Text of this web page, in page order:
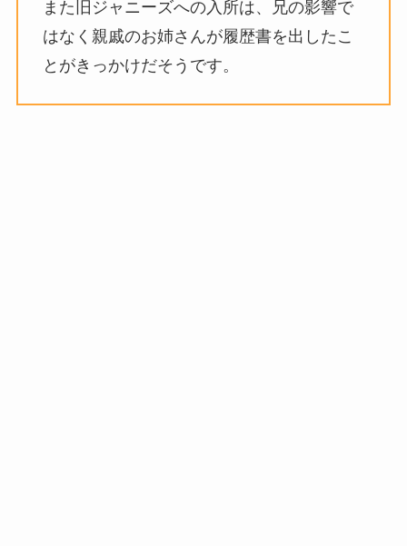
また旧ジャニーズへの入所は、兄の影響で
はなく親戚のお姉さんが履歴書を出したこ
とがきっかけだそうです。